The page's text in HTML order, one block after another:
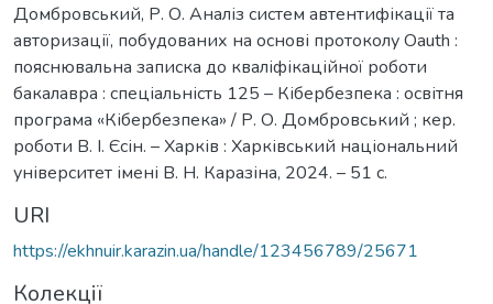
Домбровський, Р. О. Аналіз систем автентифікації та
авторизації, побудованих на основі протоколу Oauth :
пояснювальна записка до кваліфікаційної роботи
бакалавра : спеціальність 125 – Кібербезпека : освітня
програма «Кібербезпека» / Р. О. Домбровський ; кер.
роботи В. І. Єсін. – Харків : Харківський національний
університет імені В. Н. Каразіна, 2024. – 51 с.
URI
https://ekhnuir.karazin.ua/handle/123456789/25671
Колекції